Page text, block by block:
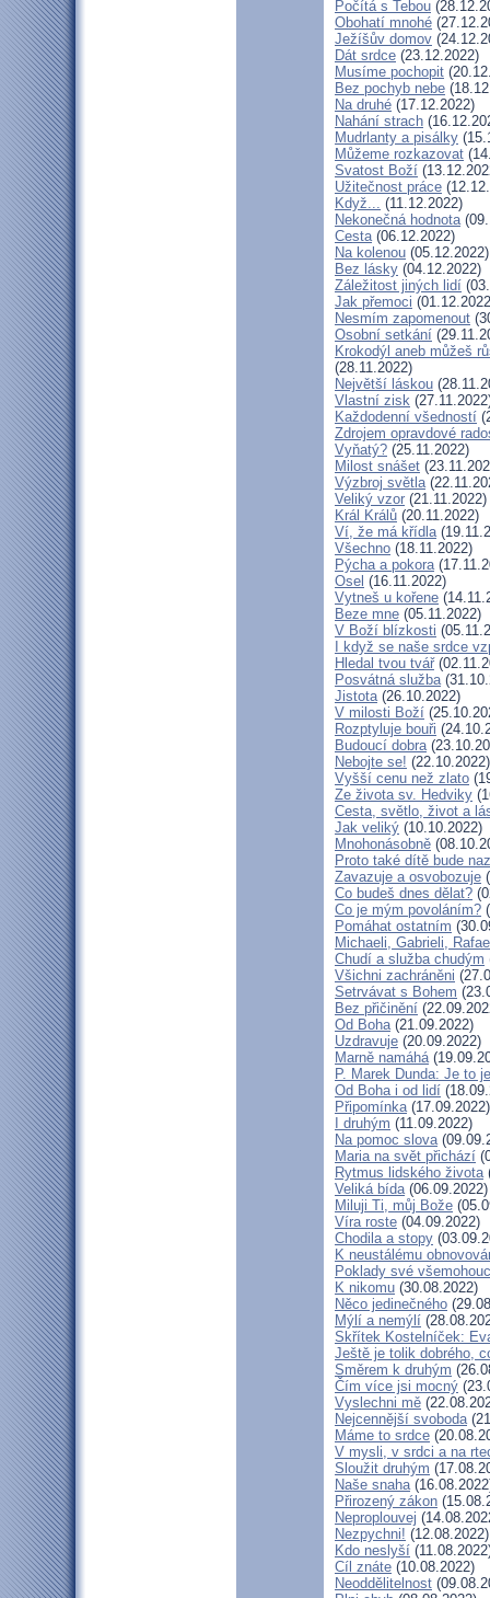
Počítá s Tebou
Obohatí mnohé
Ježíšův domov
Dát srdce (23.12.2022)
Musíme pochopit
Bez pochyb nebe
Na druhé (17.12.2022)
Nahání strach
Mudrlanty a pisálky
Můžeme rozkazovat
Svatost Boží
Užitečnost práce
Když... (11.12.2022)
Nekonečná hodnota
Cesta(06.12.2022)
Na kolenou (05.12.2022)
Bez lásky (04.12.2022)
Záležitost jiných lidí
Jak přemoci
Nesmím zapomenout
Osobní setkání
Krokodýl aneb můžeš
(28.11.2022)
Největší láskou
Vlastní zisk
Každodenní všedností
Zdrojem opravdové
Vyňatý? (25.11.2022)
Milost snášet
Výzbroj světla
Veliký vzor (21.11.2022)
Král Králů (20.11.2022)
Ví, že má křídla
Všechno (18.11.2022)
Pýcha a pokora
Osel (16.11.2022)
Vytneš u kořene
Beze mne (05.11.2022)
V Boží blízkosti
I když se naše srdce
Hledal tvou tvář
Posvátná služba
Jistota(26.10.2022)
V milosti Boží
Rozptyluje bouři
Budoucí dobra
Nebojte se! (22.10.2022)
Vyšší cenu než zlato
Ze života sv. Hedviky
Cesta, světlo, život a
Jak veliký (10.10.2022)
Mnohonásobně
Proto také dítě bude
Zavazuje a osvobozuje
Co budeš dnes dělat?
Co je mým povoláním?
Pomáhat ostatním
Michaeli, Gabrieli,
Chudí a služba chudým
Všichni zachráněni
Setrvávat s Bohem
Bez přičinění
Od Boha(21.09.2022)
Uzdravuje (20.09.2022)
Marně namáhá
P. Marek Dunda: Je to
Od Boha i od lidí
Připomínka(17.09.2022)
I druhým (11.09.2022)
Na pomoc slova
Maria na svět přichází
Rytmus lidského života
Veliká bída(06.09.2022)
Miluji Ti, můj Bože
Víra roste (04.09.2022)
Chodila a stopy
K neustálému
Poklady své
K nikomu (30.08.2022)
Něco jedinečného
Mýlí a nemýlí
Skřítek Kostelníček:
Ještě je tolik dobrého,
Směrem k druhým
Čím více jsi mocný
Vyslechni mě
Nejcennější svoboda
Máme to srdce
V mysli, v srdci a na
Sloužit druhým
Naše snaha
Přirozený zákon
Neproplouvej
Nezpychni! (12.08.2022)
Kdo neslyší
Cíl znáte (10.08.2022)
Neoddělitelnost